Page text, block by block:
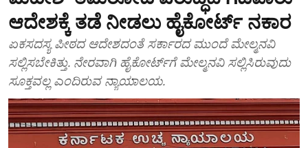
ಆದೇಶಕ್ಕೆ ತಡೆ ನೀಡಲು ಹೈಕೋರ್ಟ್‌ ನಕಾರ
ಏಕಸದಸ್ಯ ಪೀಠದ ಆದೇಶದಂತೆ ಸರ್ಕಾರದ ಮುಂದೆ ಮೇಲ್ಮನವಿ
ಸಲ್ಲಿಸಬೇಕಿತ್ತು. ನೇರವಾಗಿ ಹೈಕೋರ್ಟ್‌ಗೆ ಮೇಲ್ಮನವಿ ಸಲ್ಲಿಸಿರುವುದು
ಸೂಕ್ತವಲ್ಲ ಎಂದಿರುವ ನ್ಯಾಯಾಲಯ.